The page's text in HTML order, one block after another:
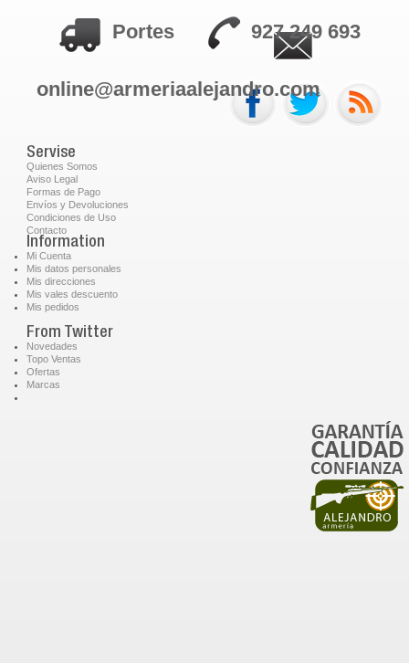
Portes 927 249 693
online@armeriaalejandro.com
Servise
Quienes Somos
Aviso Legal
Formas de Pago
Envíos y Devoluciones
Condiciones de Uso
Contacto
Information
Mi Cuenta
Mis datos personales
Mis direcciones
Mis vales descuento
Mis pedidos
From Twitter
Novedades
Topo Ventas
Ofertas
Marcas